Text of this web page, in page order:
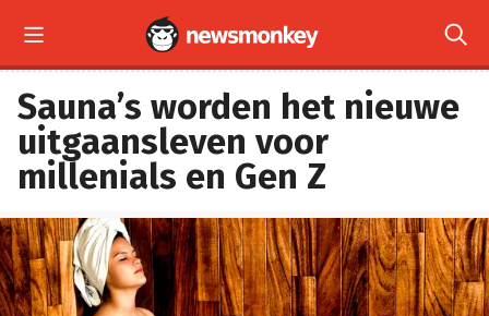
 
Sauna’s worden het nieuwe
uitgaansleven voor
millenials en Gen Z